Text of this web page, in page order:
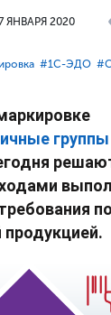
ЯНВАРЯ 2020
#⁣1С-ЭДО